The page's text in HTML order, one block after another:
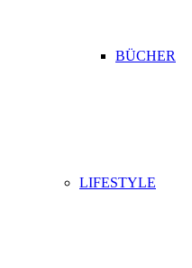
BÜCHER
LIFESTYLE